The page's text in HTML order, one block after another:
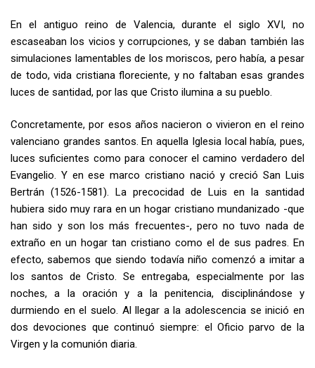
En el antiguo reino de Valencia, durante el siglo XVI, no
escaseaban los vicios y corrupciones, y se daban también las
simulaciones lamentables de los moriscos, pero había, a pesar
de todo, vida cristiana floreciente, y no faltaban esas grandes
luces de santidad, por las que Cristo ilumina a su pueblo.
Concretamente, por esos años nacieron o vivieron en el reino
valenciano grandes santos. En aquella Iglesia local había, pues,
luces suficientes como para conocer el camino verdadero del
Evangelio. Y en ese marco cristiano nació y creció San Luis
Bertrán (1526-1581). La precocidad de Luis en la santidad
hubiera sido muy rara en un hogar cristiano mundanizado -que
han sido y son los más frecuentes-, pero no tuvo nada de
extraño en un hogar tan cristiano como el de sus padres. En
efecto, sabemos que siendo todavía niño comenzó a imitar a
los santos de Cristo. Se entregaba, especialmente por las
noches, a la oración y a la penitencia, disciplinándose y
durmiendo en el suelo. Al llegar a la adolescencia se inició en
dos devociones que continuó siempre: el Oficio parvo de la
Virgen y la comunión diaria.